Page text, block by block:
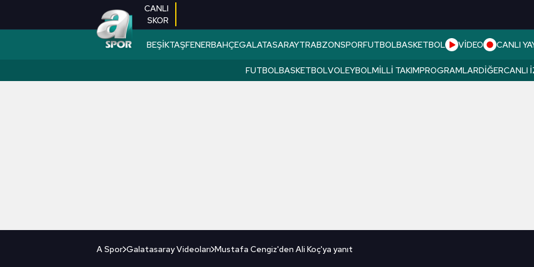
CANLI
SKOR
BEŞİKTAŞFENERBAHÇEGALATASARAYTRABZONSPORFUTBOLBASKETBOL VİDEO CANLI
FUTBOLBASKETBOLVOLEYBOLMILLI TAKIMPROGRAMLARDIĞERCANLI
A Spor Galatasaray Videoları Mustafa Cengiz'den Ali Koç'ya yanıt